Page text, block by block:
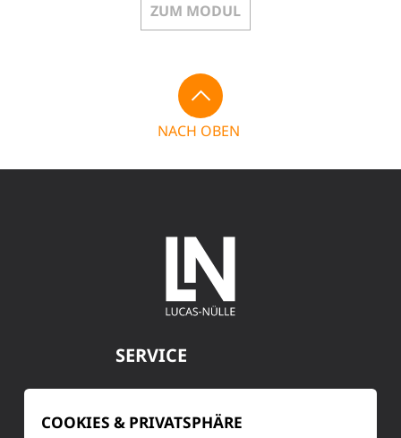
ZUM MODUL
NACH OBEN
SERVICE
COOKIES & PRIVATSPHÄRE